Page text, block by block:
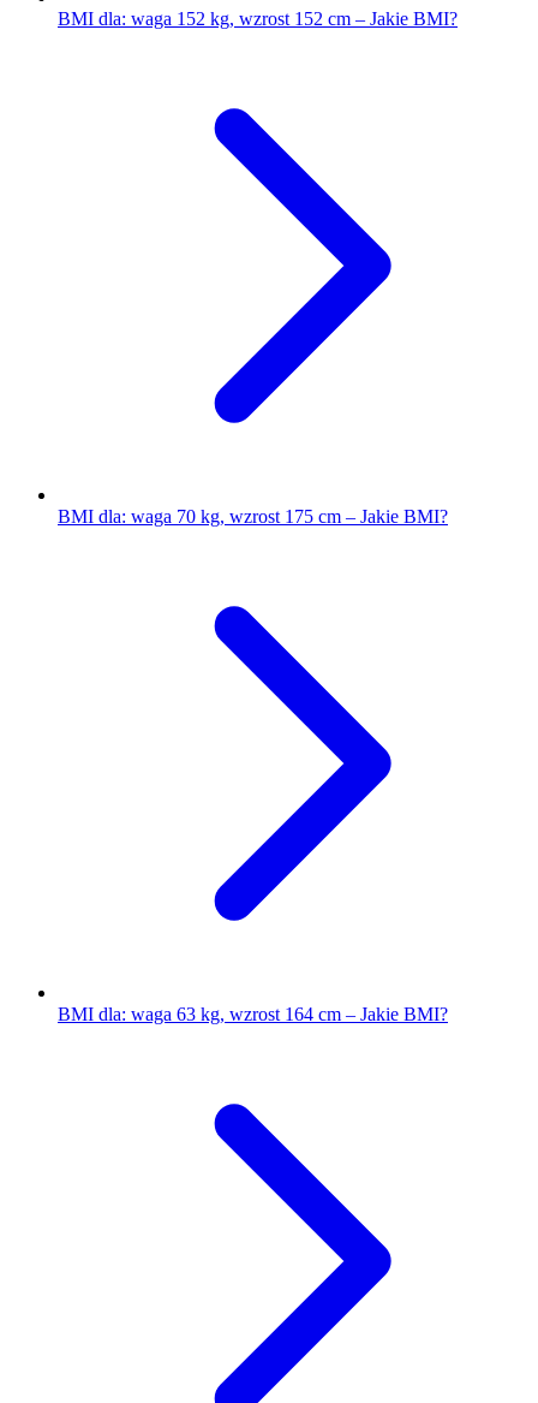
BMI dla: waga 152 kg, wzrost 152 cm – Jakie BMI?
BMI dla: waga 70 kg, wzrost 175 cm – Jakie BMI?
BMI dla: waga 63 kg, wzrost 164 cm – Jakie BMI?